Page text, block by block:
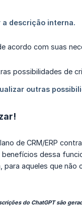
acordo com suas
de CRM/ERP
dessa
aqueles que não
do ChatGPT são